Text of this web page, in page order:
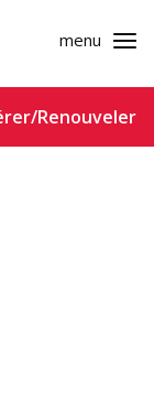
menu
Renouveler